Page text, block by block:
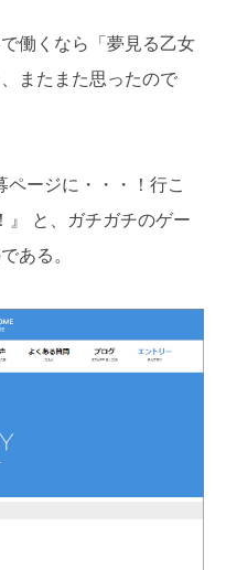
働くなら「夢見る乙女
またまた思ったので
ージに・・・！行こ
』 と、ガチガチのゲー
ある。